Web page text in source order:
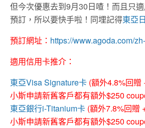
但今次優惠去到9月30日喳！而且只
預訂，所以要快手啦！同埋記得東亞日
預訂網址： https://www.agoda.com/
適用信用卡推介：
東亞Visa Signature卡 (額外4.8%回贈
小斯申請新舊客戶都有額外$250
東亞銀行i-Titanium卡 (額外7.8%回贈
小斯申請新舊客戶都有額外$250